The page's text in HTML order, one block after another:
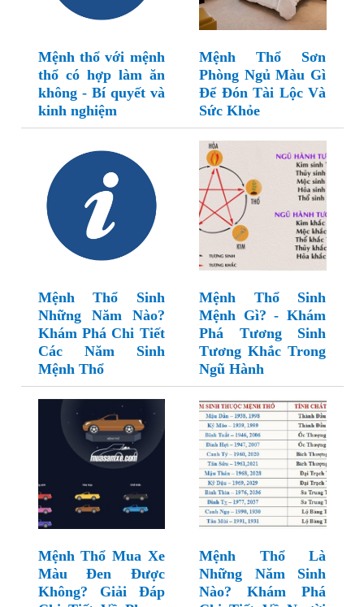
Mệnh thổ với mệnh
thổ có hợp làm ăn
không - Bí quyết và
kinh nghiệm
Mệnh Thổ Sơn
Phòng Ngủ Màu Gì
Để Đón Tài Lộc Và
Sức Khỏe
Mệnh Thổ Sinh
Những Năm Nào?
Khám Phá Chi Tiết
Các Năm Sinh
Mệnh Thổ
Mệnh Thổ Sinh
Mệnh Gì? - Khám
Phá Tương Sinh
Tương Khắc Trong
Ngũ Hành
Mệnh Thổ Mua Xe
Màu Đen Được
Không? Giải Đáp
Mệnh Thổ Là
Những Năm Sinh
Nào? Khám Phá